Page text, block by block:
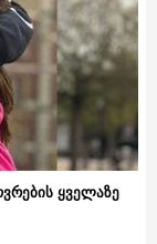
ყველაზე